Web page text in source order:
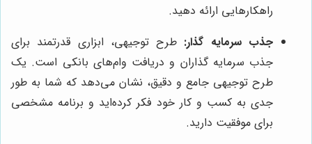
راهکارهایی ارائه دهید.
جذب سرمایه گذار: طرح توجیهی، ابزاری قدرتمند برای
جذب سرمایه گذاران و دریافت وام‌های بانکی است. یک
طرح توجیهی جامع و دقیق، نشان می‌دهد که شما به طور
جدی به کسب و کار خود فکر کرده‌اید و برنامه مشخصی
برای موفقیت دارید.